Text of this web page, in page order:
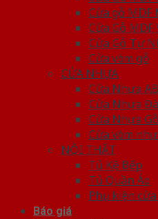
Cửa gỗ MDF
Cửa Gỗ MDF
Cửa Gỗ Tự
Cửa vòm gỗ
CỬA NHỰA
Cửa Nhựa
Cửa Nhựa
Cửa Nhựa
Cửa vòm
NỘI THẤT
Tủ Kệ Bếp
Tủ Quần Áo
Phụ kiện
Báo giá